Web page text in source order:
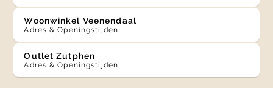
Woonwinkel Veenendaal
Adres & Openingstijden
Outlet Zutphen
Adres & Openingstijden